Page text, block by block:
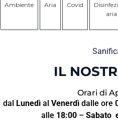
Ambiente Aria Covid
aria
IL
Orari di
dal Lunedì al Venerdì dalle ore
alle 18:00– Sabato